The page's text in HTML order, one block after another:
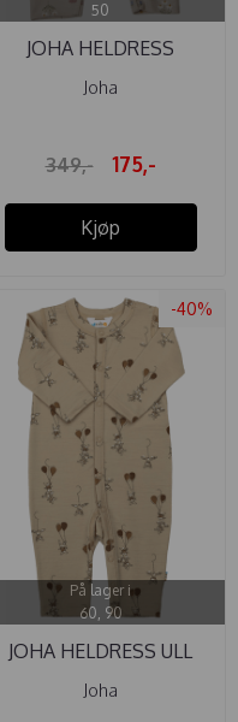
50
JOHA HELDRESS
MARKBLOMSTER ...
Joha
349,- 175,-
Kjøp
-40%
På lager i
60, 90
JOHA HELDRESS ULL
BALLON ...
Joha